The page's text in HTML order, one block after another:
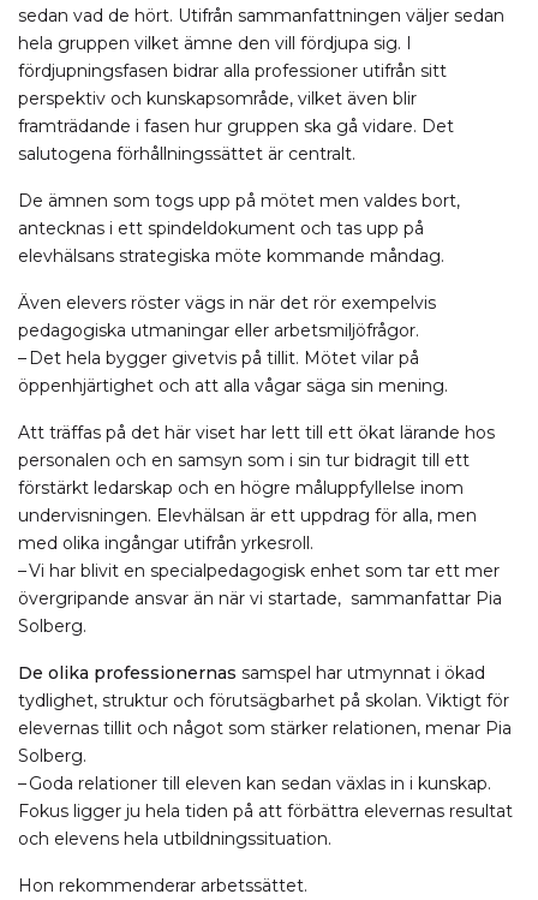
sedan vad de hört. Utifrån sammanfattningen väljer sedan
hela gruppen vilket ämne den vill fördjupa sig. I
fördjupningsfasen bidrar alla professioner utifrån sitt
perspektiv och kunskapsområde, vilket även blir
framträdande i fasen hur gruppen ska gå vidare. Det
salutogena förhållningssättet är centralt.
De ämnen som togs upp på mötet men valdes bort,
antecknas i ett spindeldokument och tas upp på
elevhälsans strategiska möte kommande måndag.
Även elevers röster vägs in när det rör exempelvis
pedagogiska utmaningar eller arbetsmiljöfrågor.
– Det hela bygger givetvis på tillit. Mötet vilar på
öppenhjärtighet och att alla vågar säga sin mening.
Att träffas på det här viset har lett till ett ökat lärande hos
personalen och en samsyn som i sin tur bidragit till ett
förstärkt ledarskap och en högre måluppfyllelse inom
undervisningen. Elevhälsan är ett uppdrag för alla, men
med olika ingångar utifrån yrkesroll.
– Vi har blivit en specialpedagogisk enhet som tar ett mer
övergripande ansvar än när vi startade, sammanfattar Pia
Solberg.
De olika professionernas samspel har utmynnat i ökad
tydlighet, struktur och förutsägbarhet på skolan. Viktigt för
elevernas tillit och något som stärker relationen, menar Pia
Solberg.
– Goda relationer till eleven kan sedan växlas in i kunskap.
Fokus ligger ju hela tiden på att förbättra elevernas resultat
och elevens hela utbildningssituation.
Hon rekommenderar arbetssättet.